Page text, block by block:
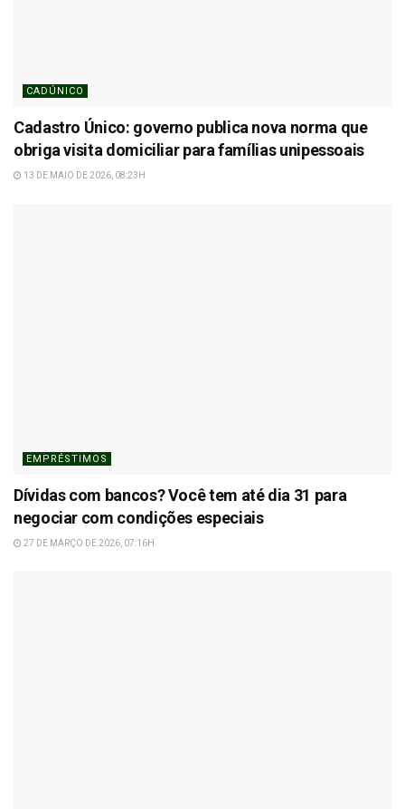
CADÚNICO
Cadastro Único: governo publica nova norma que
obriga visita domiciliar para famílias unipessoais
13 DE MAIO DE 2026, 08:23H
EMPRÉSTIMOS
Dívidas com bancos? Você tem até dia 31 para
negociar com condições especiais
27 DE MARÇO DE 2026, 07:16H